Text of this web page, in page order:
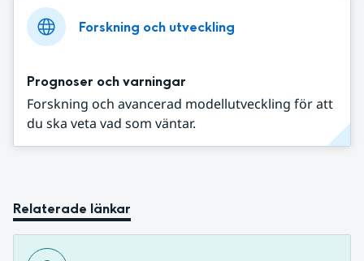
Forskning och utveckling
Prognoser och varningar
Forskning och avancerad modellutveckling för att
du ska veta vad som väntar.
Relaterade länkar